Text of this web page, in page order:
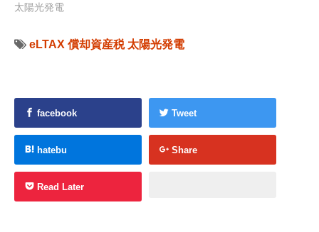
太陽光発電
eLTAX 償却資産税 太陽光発電
facebook Tweet
hatebu Share
Read Later